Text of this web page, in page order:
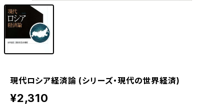
現代ロシア経済論 (シリーズ・現代の世界経済)
¥2,310